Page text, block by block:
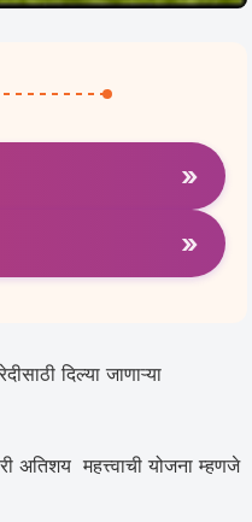
»
»
दिल्या जाणाऱ्या
अतिशय महत्त्वाची योजना म्हणजे